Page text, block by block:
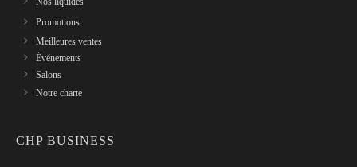
Promotions
Meilleures ventes
Événements
Salons
Notre charte
CHP BUSINESS